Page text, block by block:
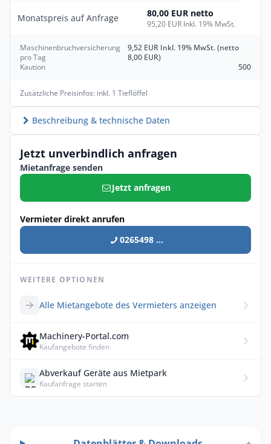
Monatspreis auf Anfrage 80,00 EUR netto
95,20 EUR Inkl. 19% MwSt.
Maschinenbruchversicherung
pro Tag
9,52 EUR Inkl. 19% MwSt. (netto
8,00 EUR)
Kaution
500
Zusätzliche Preisinfos: inkl. 1 Tieflöffel
Beschreibung & technische Daten
Jetzt unverbindlich anfragen
Mietanfrage senden
Jetzt anfragen
Vermieter direkt anrufen
0265498 ...
WEITERE OPTIONEN
Alle Mietangebote des Vermieters anzeigen
Machinery-Portal.com
Kaufangebote finden
Abverkauf Geräte aus Mietpark
Kaufanfrage starten